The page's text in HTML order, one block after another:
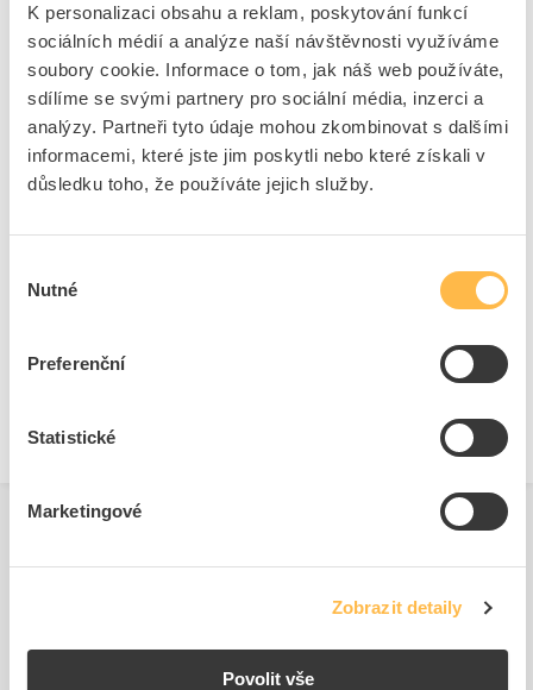
K personalizaci obsahu a reklam, poskytování funkcí
sociálních médií a analýze naší návštěvnosti využíváme
soubory cookie. Informace o tom, jak náš web používáte,
sdílíme se svými partnery pro sociální média, inzerci a
analýzy. Partneři tyto údaje mohou zkombinovat s dalšími
informacemi, které jste jim poskytli nebo které získali v
důsledku toho, že používáte jejich služby.
souhlasu
Nutné
Preferenční
Statistické
Marketingové
Zobrazit detaily
Povolit vše
Příslušenství pro svorky
Typ příslušenství
Ostatní, jiné
Zařízení
Ano
Náhradní díl
Ne
Podobné produkty